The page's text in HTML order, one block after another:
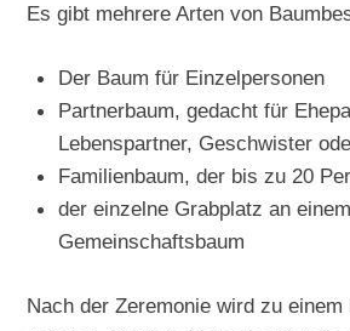
Es gibt mehrere Arten von
Der Baum für Einzelpersonen
Partnerbaum, gedacht für
Lebenspartner, Geschwister
Familienbaum, der bis zu 20
der einzelne Grabplatz an einem
Gemeinschaftsbaum
Nach der Zeremonie wird zu